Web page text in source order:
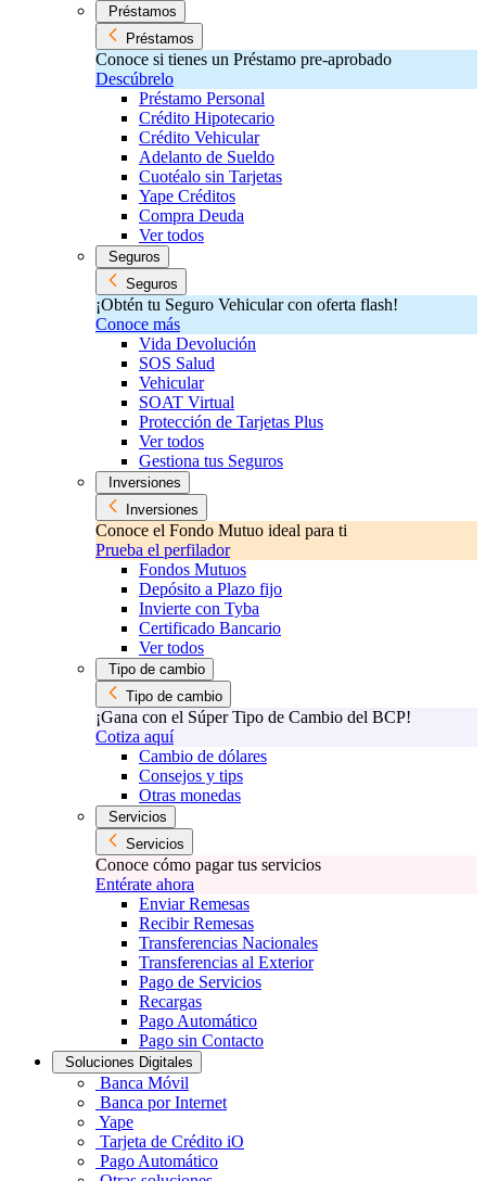
Préstamos
Préstamos
Conoce si tienes un Préstamo pre-aprobado
Descúbrelo
Préstamo Personal
Crédito Hipotecario
Crédito Vehicular
Adelanto de Sueldo
Cuotéalo sin Tarjetas
Yape Créditos
Compra Deuda
Ver todos
Seguros
Seguros
¡Obtén tu Seguro Vehicular con oferta flash!
Conoce más
Vida Devolución
SOS Salud
Vehicular
SOAT Virtual
Protección de Tarjetas Plus
Ver todos
Gestiona tus Seguros
Inversiones
Inversiones
Conoce el Fondo Mutuo ideal para ti
Prueba el perfilador
Fondos Mutuos
Depósito a Plazo fijo
Invierte con Tyba
Certificado Bancario
Ver todos
Tipo de cambio
Tipo de cambio
¡Gana con el Súper Tipo de Cambio del BCP!
Cotiza aquí
Cambio de dólares
Consejos y tips
Otras monedas
Servicios
Servicios
Conoce cómo pagar tus servicios
Entérate ahora
Enviar Remesas
Recibir Remesas
Transferencias Nacionales
Transferencias al Exterior
Pago de Servicios
Recargas
Pago Automático
Pago sin Contacto
Soluciones Digitales
Banca Móvil
Banca por Internet
Yape
Tarjeta de Crédito iO
Pago Automático